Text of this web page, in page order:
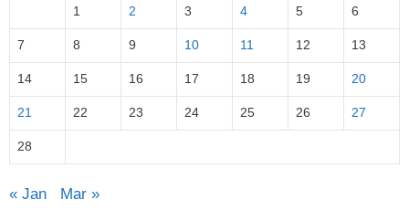
1 2 3 4 5 6
7 8 9 10 11 12 13
14 15 16 17 18 19 20
21 22 23 24 25 26 27
28
« Jan Mar »